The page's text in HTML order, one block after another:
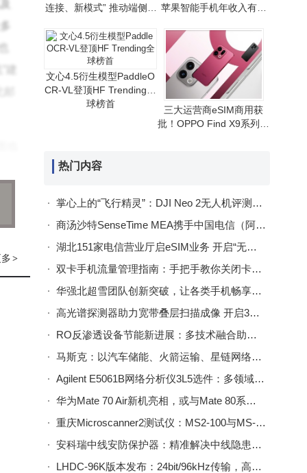
>
连接、新模式” 推动端侧AI
苹果智能手机年收入有望
文心4.5衍生模型PaddleO
CR-VL登顶HF Trending全
球榜首
三大运营商eSIM商用获
批！OPPO Find X9系列首
热门内容
掌心上的“飞行精灵”：DJI Neo 2无人机评测，开启便捷Vlog新体验
商汤沙特SenseTime MEA携手中国电信（阿联酋） 共启阿曼智慧城市与数字化转型新篇
湖北151家电信营业厅启eSIM业务 开启“无卡”通信智能新体验
双卡手机流量管理指南：手把手教你关闭卡2流量，轻松掌控网络使用
华强北超雪团队创新突破，让各类手机畅享eSIM便捷通信新体验
高光谱探测器助力宽带叠层扫描成像 开启3D高光谱成像新篇
RO反渗透设备节能新进展：多技术融合助力水处理更经济可持续
马斯克：以汽车储能、火箭运输、星链网络铺就人类火星移民之路
Agilent E5061B网络分析仪3L5选件：多领域适配，高频精密测量利器
华为Mate 70 Air新机亮相，或与Mate 80系列联手“叫板”iPhone 17系列
重庆Microscanner2测试仪：MS2-100与MS-POE，网络物理层检测的实用帮手
安科瑞中线安防保护器：精准解决中线隐患，为多场景用电筑牢安全防线
LHDC-96K版本发布：24bit/96kHz传输，高音质与兼容性兼得，推动蓝牙音频升级